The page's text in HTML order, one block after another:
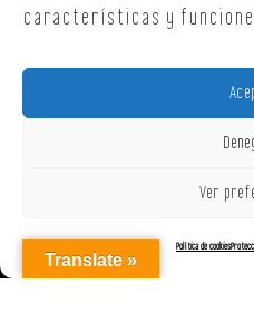
características y
Ver
Política de cookies
Translate »